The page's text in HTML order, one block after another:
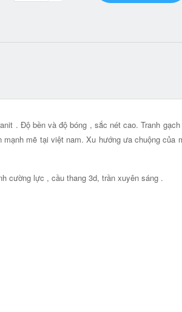
. Độ bền và độ bóng , sắc nét cao. Tranh
mẽ tại việt nam. Xu hướng ưa chuộng của
cường lực , cầu thang 3d, trần xuyên sáng .